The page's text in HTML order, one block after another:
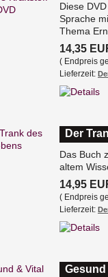
Diese
Sprache
Thema
14,35
( Endpreis
Lieferzeit:
Der
Das Buch
altem
14,95
( Endpreis
Lieferzeit:
Gesund